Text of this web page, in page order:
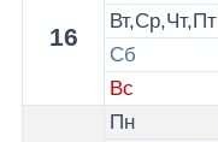
16
Вт,Ср,Чт,Пт
Сб
Вс
Пн